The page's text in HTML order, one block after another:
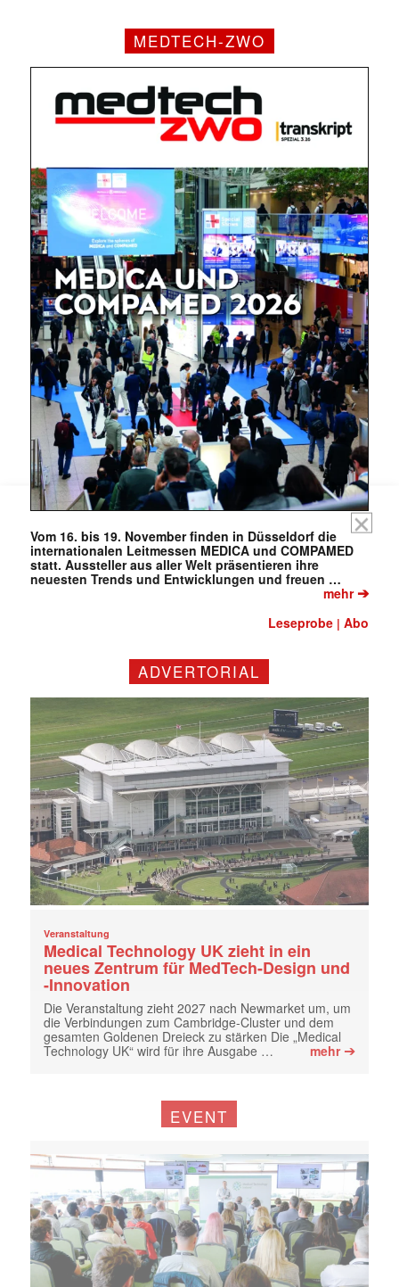
Mit dem |transkript-Newsletter
jede Woche aktuell informiert.
E-
Mail
(erforderlich)
MEDTECH-ZWO
Vom 16. bis 19. November finden in Düsseldorf die
internationalen Leitmessen MEDICA und COMPAMED
statt. Aussteller aus aller Welt präsentieren ihre
neuesten Trends und Entwicklungen und freuen …
mehr➔
Leseprobe |Abo
ADVERTORIAL
Veranstaltung
Medical Technology UK zieht in ein
neues Zentrum für MedTech-Design und
-Innovation
Die Veranstaltung zieht 2027 nach Newmarket um, um
die Verbindungen zum Cambridge-Cluster und dem
gesamten Goldenen Dreieck zu stärken Die „Medical
Technology UK“ wird für ihre Ausgabe …
mehr➔
EVENT